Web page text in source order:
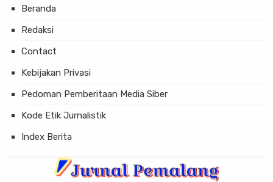
Beranda
Redaksi
Contact
Kebijakan Privasi
Pedoman Pemberitaan Media Siber
Kode Etik Jurnalistik
Index Berita